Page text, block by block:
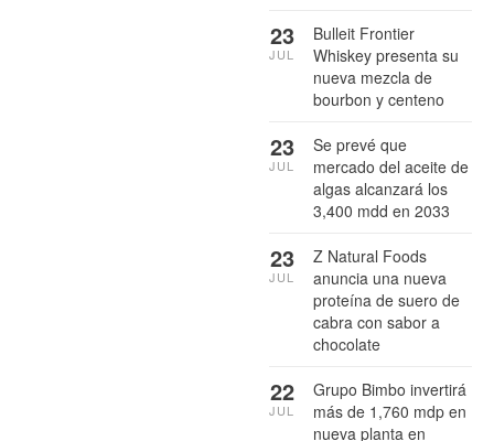
Bulleit Frontier
Whiskey presenta su
nueva mezcla de
bourbon y centeno
23
JUL
Se prevé que
mercado del aceite de
algas alcanzará los
3,400 mdd en 2033
23
JUL
Z Natural Foods
anuncia una nueva
proteína de suero de
cabra con sabor a
chocolate
23
JUL
Grupo Bimbo invertirá
más de 1,760 mdp en
nueva planta en
22
JUL